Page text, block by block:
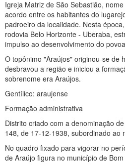
Igreja Matriz de São Sebastião,
acordo entre os habitantes do
padroeiro da localidade. Nesta
rodovia Belo Horizonte - Uberaba,
impulso ao desenvolvimento do
O topônimo "Araújos" originou-se de
desbravou a região e iniciou a
sobrenome era Araújos.
Gentílico: araujense
Formação administrativa
Distrito criado com a denominação
148, de 17-12-1938, subordinado ao
No quadro fixado para vigorar no
de Araújo figura no município de